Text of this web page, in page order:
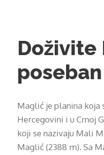
Doživite
Maglić je planina koja
Hercegovini i u Crnoj
koji se nazivaju Mali
Maglić (2388 m). Sa